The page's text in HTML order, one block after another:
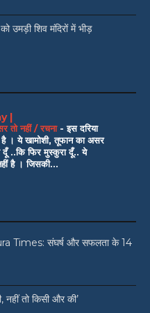
उमड़ी शिव मंदिरों में भीड़
|
तो नहीं / रचना -इस दरिया
। ये खामोशी, तूफान का असर
दूँ ..कि फिर मुस्कुरा दूँ.. ये
है । जिसकी...
Times: संघर्ष और सफलता के 14
नहीं तो किसी और की’